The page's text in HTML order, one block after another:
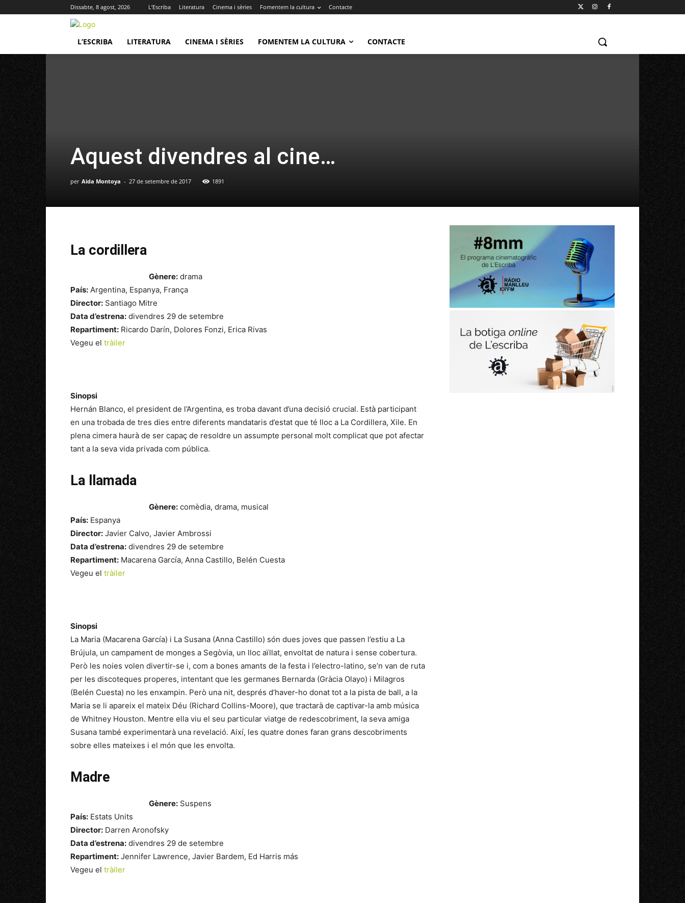
Dissabte, 8 agost, 2026 L’Escriba Literatura Cinema i sèries Fomentem la cultura Contacte
L’ESCRIBA LITERATURA CINEMA I SÈRIES FOMENTEM LA CULTURA CONTACTE
Aquest divendres al cine…
per Aida Montoya - 27 de setembre de 2017 1891
La cordillera
Gènere: drama
País: Argentina, Espanya, França
Director: Santiago Mitre
Data d’estrena: divendres 29 de setembre
Repartiment: Ricardo Darín, Dolores Fonzi, Erica Rivas
Vegeu el tràiler
Sinopsi
Hernán Blanco, el president de l’Argentina, es troba davant d’una decisió crucial. Està participant
en una trobada de tres dies entre diferents mandataris d’estat que té lloc a La Cordillera, Xile. En
plena cimera haurà de ser capaç de resoldre un assumpte personal molt complicat que pot afectar
tant a la seva vida privada com pública.
La llamada
Gènere: comèdia, drama, musical
País: Espanya
Director: Javier Calvo, Javier Ambrossi
Data d’estrena: divendres 29 de setembre
Repartiment: Macarena García, Anna Castillo, Belén Cuesta
Vegeu el tràiler
Sinopsi
La Maria (Macarena García) i La Susana (Anna Castillo) són dues joves que passen l’estiu a La
Brújula, un campament de monges a Segòvia, un lloc aïllat, envoltat de natura i sense cobertura.
Però les noies volen divertir-se i, com a bones amants de la festa i l’electro-latino, se’n van de ruta
per les discoteques properes, intentant que les germanes Bernarda (Gràcia Olayo) i Milagros
(Belén Cuesta) no les enxampin. Però una nit, després d’haver-ho donat tot a la pista de ball, a la
Maria se li apareix el mateix Déu (Richard Collins-Moore), que tractarà de captivar-la amb música
de Whitney Houston. Mentre ella viu el seu particular viatge de redescobriment, la seva amiga
Susana també experimentarà una revelació. Així, les quatre dones faran grans descobriments
sobre elles mateixes i el món que les envolta.
Madre
Gènere: Suspens
País: Estats Units
Director: Darren Aronofsky
Data d’estrena: divendres 29 de setembre
Repartiment: Jennifer Lawrence, Javier Bardem, Ed Harris más
Vegeu el tràiler